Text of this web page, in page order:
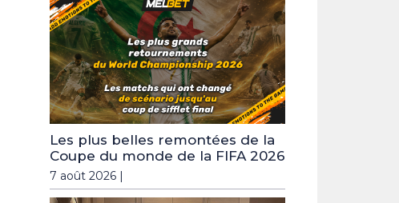
Les plus belles remontées de la
Coupe du monde de la FIFA 2026
7 août 2026 |